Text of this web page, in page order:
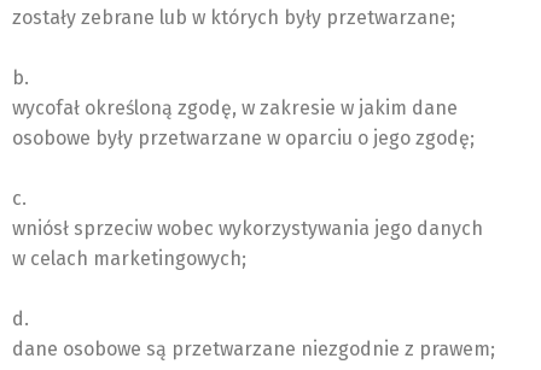
zostały zebrane lub w których były przetwarzane;
b.
wycofał określoną zgodę, w zakresie w jakim dane
osobowe były przetwarzane w oparciu o jego zgodę;
c.
wniósł sprzeciw wobec wykorzystywania jego danych
w celach marketingowych;
d.
dane osobowe są przetwarzane niezgodnie z prawem;